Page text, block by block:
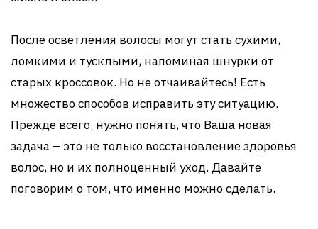
После осветления волосы могут стать сухими,
ломкими и тусклыми, напоминая шнурки от
старых кроссовок. Но не отчаивайтесь! Есть
множество способов исправить эту ситуацию.
Прежде всего, нужно понять, что Ваша новая
задача – это не только восстановление здоровья
волос, но и их полноценный уход. Давайте
поговорим о том, что именно можно сделать.